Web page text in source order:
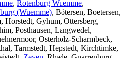
, Rotenburg Wuemme,
(Wuemme), Bötersen, Boetersen,
Horstedt, Gyhum, Ottersberg,
Posthausen, Langwedel,
Osterholz-Scharmbeck,
Tarmstedt, Hepstedt, Kirchtimke,